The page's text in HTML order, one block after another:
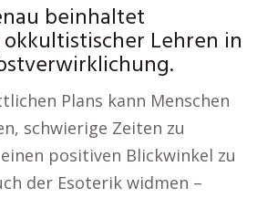
beinhaltet
Lehren in
Plans kann Menschen
schwierige Zeiten zu
positiven Blickwinkel zu
der Esoterik widmen –